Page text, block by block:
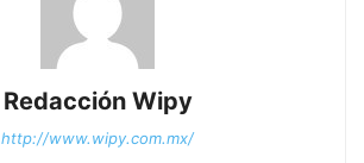
Redacción Wipy
http://www.wipy.com.mx/